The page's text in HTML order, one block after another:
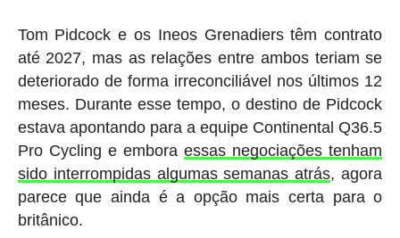
Tom Pidcock e os Ineos Grenadiers têm contrato
até 2027, mas as relações entre ambos teriam se
deteriorado de forma irreconciliável nos últimos 12
meses. Durante esse tempo, o destino de Pidcock
estava apontando para a equipe Continental Q36.5
Pro Cycling e emboraessas negociações tenham
sido interrompidas algumas semanas atrás, agora
parece que ainda é a opção mais certa para o
britânico.